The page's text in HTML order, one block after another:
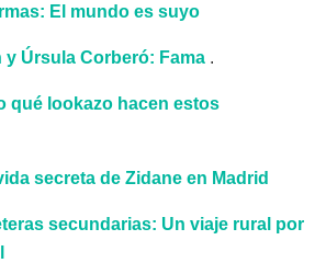
El mundo es suyo
y Úrsula Corberó: Fama .
qué lookazo hacen estos
secreta de Zidane en Madrid
secundarias: Un viaje rural por